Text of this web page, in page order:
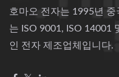
호마오 전자는 1995년 중
는 ISO 9001, ISO 14001
인 전자 제조업체입니다.